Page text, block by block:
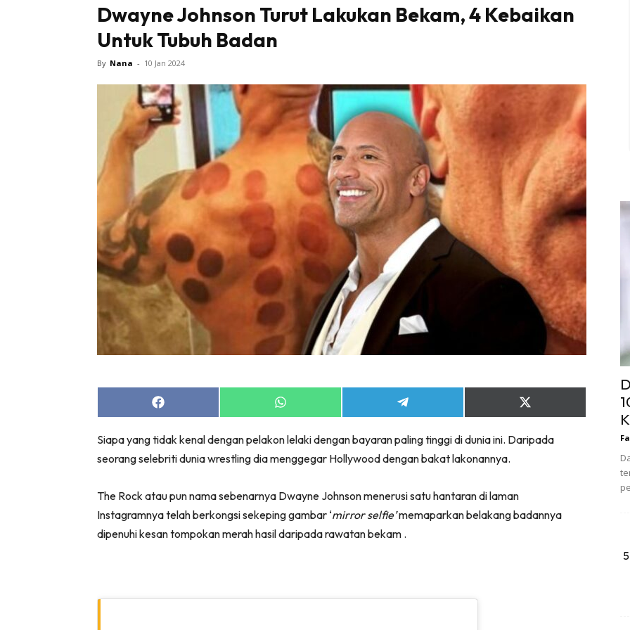
Dwayne Johnson Turut Lakukan Bekam, 4 Kebaikan
Untuk Tubuh Badan
By Nana - 10 Jan 2024
Share
on
Share
on
Share
on
Share
on
(Twitter)
Siapa yang tidak kenal dengan pelakon lelaki dengan bayaran paling tinggi di dunia ini. Daripada
seorang selebriti dunia wrestling dia menggegar Hollywood dengan bakat lakonannya.
The Rock atau pun nama sebenarnya Dwayne Johnson menerusi satu hantaran di laman
Instagramnya telah berkongsi sekeping gambar ‘mirror selfie’memaparkan belakang badannya
dipenuhi kesan tompokan merah hasil daripada rawatan bekam .